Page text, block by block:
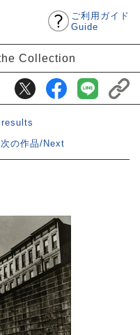
ご利用ガイド
Guide
Collection
次の作品/Next